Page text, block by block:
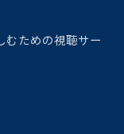
むための視聴サー